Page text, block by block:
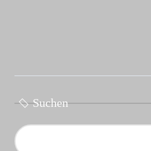
Suchen